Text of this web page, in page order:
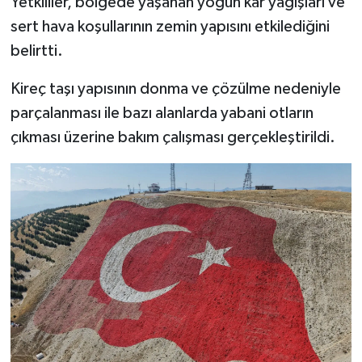
sert hava koşullarının zemin yapısını etkilediğini
belirtti.
Kireç taşı yapısının donma ve çözülme nedeniyle
parçalanması ile bazı alanlarda yabani otların
çıkması üzerine bakım çalışması gerçekleştirildi.
BİLİM TEKNOLOJİ
ASAYİŞ
SEÇİM 2015
ÇEVRE
BİLİM VE TEKNOLOJİ
YARIŞMALAR
TANITIM
HABERDE İNSAN